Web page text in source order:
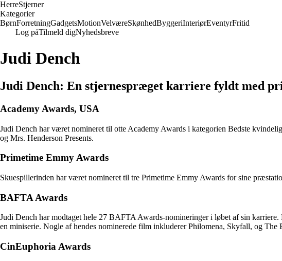
HerreStjerner
Kategorier
BørnForretningGadgetsMotionVelværeSkønhedByggeriInteriørEventyrFritid
Log påTilmeld digNyhedsbreve
Judi Dench
Judi Dench: En stjernespræget karriere fyldt med
Academy Awards, USA
Judi Dench har været nomineret til otte Academy Awards i kategorien Bedste
og Mrs. Henderson Presents.
Primetime Emmy Awards
Skuespillerinden har været nomineret til tre Primetime Emmy Awards for sine
BAFTA Awards
Judi Dench har modtaget hele 27 BAFTA Awards-nomineringer i løbet af sin
en miniserie. Nogle af hendes nominerede film inkluderer Philomena, Skyfall, og
CinEuphoria Awards